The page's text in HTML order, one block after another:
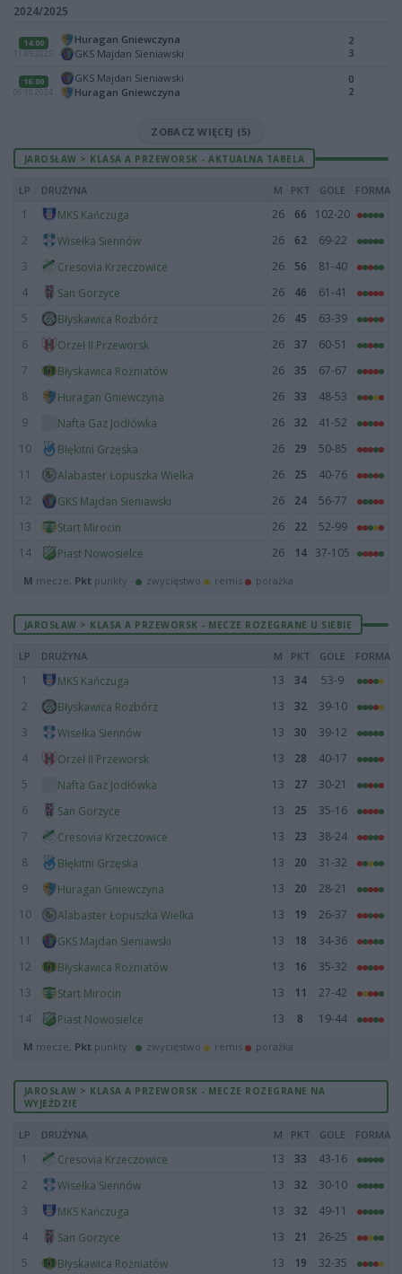
2024/2025
14:00
11.05.2025
Huragan Gniewczyna
GKS Majdan Sieniawski
2
3
16:00
06.10.2024
GKS Majdan Sieniawski
Huragan Gniewczyna
0
2
ZOBACZ WIĘCEJ (5)
JAROSŁAW > KLASA A PRZEWORSK - AKTUALNA TABELA
LP DRUŻYNA M PKT GOLE FORMA
1 MKS Kańczuga 26 66
102-20
2
Wisełka Siennów 26 62
69-22
3
Cresovia Krzeczowice 26 56
81-40
4
San Gorzyce 26 46
61-41
5
Błyskawica Rozbórz 26 45
63-39
6
Orzeł II Przeworsk 26 37
60-51
7
Błyskawica Rożniatów 26 35
67-67
8
Huragan Gniewczyna 26 33
48-53
9
Nafta Gaz Jodłówka 26 32
41-52
10
Błękitni Grzęska 26 29
50-85
11
Alabaster Łopuszka Wielka 26 25
40-76
12
GKS Majdan Sieniawski 26 24
56-77
13
Start Mirocin 26 22
52-99
14
Piast Nowosielce 26 14 37-105
M mecze, Pkt punkty · zwycięstwo remis porażka
JAROSŁAW > KLASA A PRZEWORSK - MECZE ROZEGRANE U SIEBIE
LP DRUŻYNA M PKT GOLE FORMA
1 MKS Kańczuga 13 34
53-9
2
Błyskawica Rozbórz 13 32
39-10
3
Wisełka Siennów 13 30
39-12
4
Orzeł II Przeworsk 13 28
40-17
5
Nafta Gaz Jodłówka 13 27
30-21
6
San Gorzyce 13 25
35-16
7
Cresovia Krzeczowice 13 23
38-24
8
Błękitni Grzęska 13 20
31-32
9
Huragan Gniewczyna 13 20
28-21
10
Alabaster Łopuszka Wielka 13 19
26-37
11
GKS Majdan Sieniawski 13 18
34-36
12
Błyskawica Rożniatów 13 16
35-32
13
Start Mirocin 13 11
27-42
14
Piast Nowosielce 13 8 19-44
M mecze, Pkt punkty · zwycięstwo remis porażka
JAROSŁAW > KLASA A PRZEWORSK - MECZE ROZEGRANE NA
WYJEŹDZIE
LP DRUŻYNA M PKT GOLE FORMA
1 Cresovia Krzeczowice 13 33
43-16
2
Wisełka Siennów 13 32
30-10
3
MKS Kańczuga 13 32
49-11
4
San Gorzyce 13 21
26-25
5
Błyskawica Rożniatów 13 19 32-35